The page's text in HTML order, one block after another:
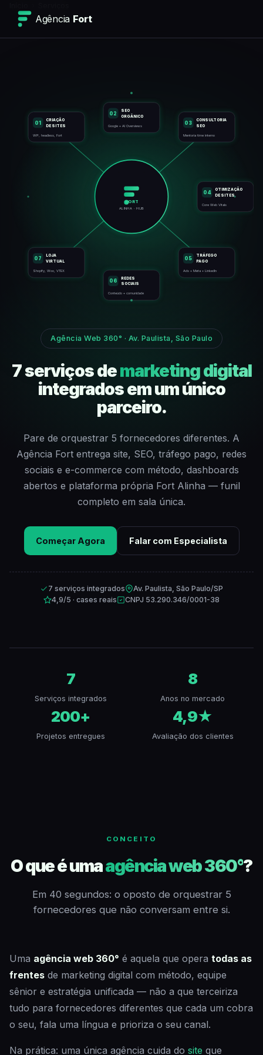
Agência Fort
Agência Web 360° · Av. Paulista, São Paulo
7 serviços demarketing digital
integrados em um único
parceiro.
Pare de orquestrar 5 fornecedores diferentes. A
Agência Fort entrega site, SEO, tráfego pago, redes
sociais e e-commerce com método, dashboards
abertos e plataforma própria Fort Alinha — funil
completo em sala única.
Começar Agora Falar com Especialista
7 serviços integrados
Av. Paulista, São Paulo/SP
4,9/5 · cases reais
CNPJ 53.290.346/0001-38
FORT
ALINHA · HUB
01
CRIAÇÃO
DE SITES
WP, headless, Fort
02 SEO
ORGÂNICO
Google + AI Overviews 03
CONSULTORIA
SEO
Mentoria time interno
04
OTIMIZAÇÃO
DE SITES
Core Web Vitals
05
TRÁFEGO
PAGO
Ads + Meta + LinkedIn
06
REDES
SOCIAIS
Conteúdo + comunidade
07
LOJA
VIRTUAL
Shopify, Woo, VTEX
7
Serviços integrados
8
Anos no mercado
200+
Projetos entregues
4,9★
Avaliação dos clientes
CONCEITO
O que é umaagência web 360°?
Em 40 segundos: o oposto de orquestrar 5
fornecedores que não conversam entre si.
Uma agência web 360° é aquela que opera todas as
frentes de marketing digital com método, equipe
sênior e estratégia unificada — não a que terceiriza
tudo para fornecedores diferentes que cada um cobra
o seu, fala uma língua e prioriza o seu canal.
Na prática: uma única agência cuida do site que